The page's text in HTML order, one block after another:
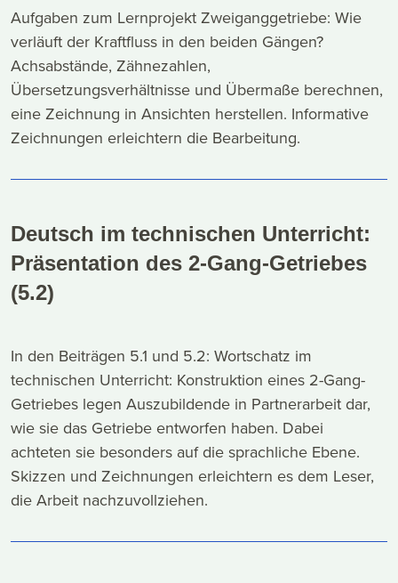
Aufgaben zum Lernprojekt Zweiganggetriebe: Wie
verläuft der Kraftfluss in den beiden Gängen?
Achsabstände, Zähnezahlen,
Übersetzungsverhältnisse und Übermaße berechnen,
eine Zeichnung in Ansichten herstellen. Informative
Zeichnungen erleichtern die Bearbeitung.
Deutsch im technischen Unterricht:
Präsentation des 2-Gang-Getriebes
(5.2)
In den Beiträgen 5.1 und 5.2: Wortschatz im
technischen Unterricht: Konstruktion eines 2-Gang-
Getriebes legen Auszubildende in Partnerarbeit dar,
wie sie das Getriebe entworfen haben. Dabei
achteten sie besonders auf die sprachliche Ebene.
Skizzen und Zeichnungen erleichtern es dem Leser,
die Arbeit nachzuvollziehen.